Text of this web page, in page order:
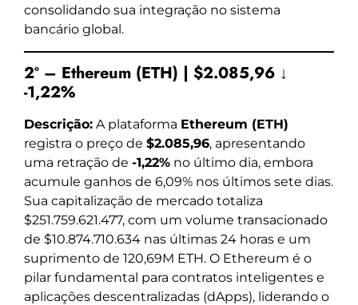
consolidando sua integração no sistema
bancário global.
2º – Ethereum (ETH) | $2.085,96 ↓
-1,22%
Descrição: A plataforma Ethereum (ETH)
registra o preço de $2.085,96, apresentando
uma retração de -1,22% no último dia, embora
acumule ganhos de 6,09% nos últimos sete dias.
Sua capitalização de mercado totaliza
$251.759.621.477, com um volume transacionado
de $10.874.710.634 nas últimas 24 horas e um
suprimento de 120,69M ETH. O Ethereum é o
pilar fundamental para contratos inteligentes e
aplicações descentralizadas (dApps), liderando o